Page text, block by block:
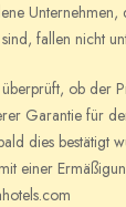
Unternehmen,
fallen nicht
ob der
Garantie für
dies bestätigt
einer